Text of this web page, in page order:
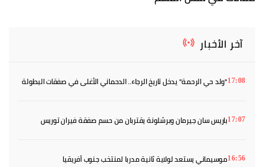
آخر الأخبار
17:08"ولد حي الرحمة" يدخل تاريخ الرجاء.. الدحماني الأغلى في صفقات البطولة
17:07باريس سان جيرمان وبرشلونة يقتربان من حسم صفقة فيران توريس
16:56موسيماني يستعد لولاية ثانية مدربا لمنتخب جنوب أفريقيا